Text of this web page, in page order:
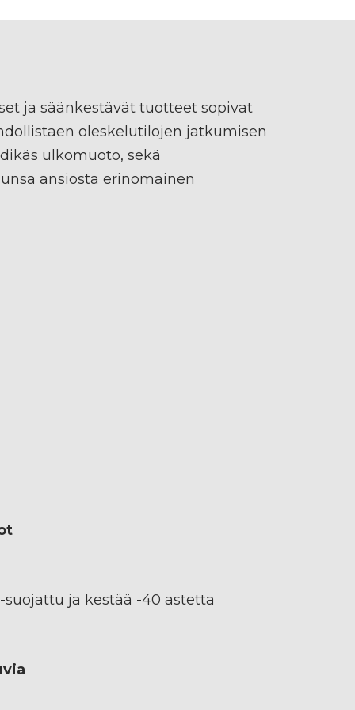
ja säänkestävät tuotteet sopivat
oleskelutilojen jatkumisen
ulkomuoto, sekä
ansiosta erinomainen
suojattu ja kestää -40 astetta